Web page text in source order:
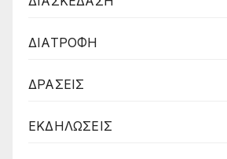
ΔΙΑΤΡΟΦΗ
ΔΡΑΣΕΙΣ
ΕΚΔΗΛΩΣΕΙΣ